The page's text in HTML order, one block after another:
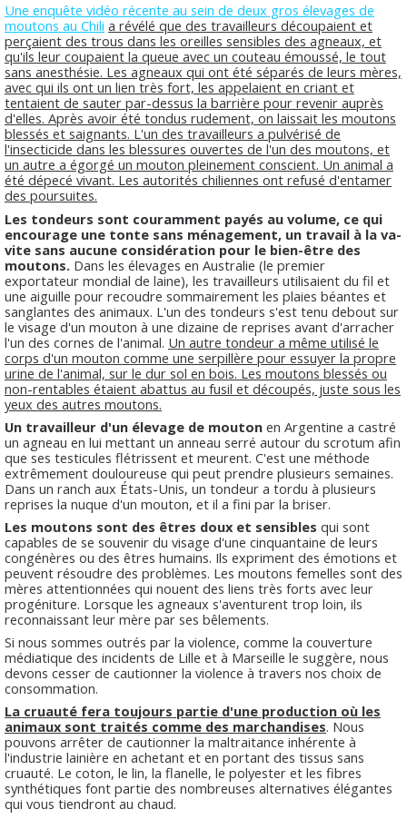
Une enquête vidéo récente au sein de deux gros élevages de
moutons au Chili a révélé que des travailleurs découpaient et
perçaient des trous dans les oreilles sensibles des agneaux, et
qu'ils leur coupaient la queue avec un couteau émoussé, le tout
sans anesthésie. Les agneaux qui ont été séparés de leurs mères,
avec qui ils ont un lien très fort, les appelaient en criant et
tentaient de sauter par-dessus la barrière pour revenir auprès
d'elles. Après avoir été tondus rudement, on laissait les moutons
blessés et saignants. L'un des travailleurs a pulvérisé de
l'insecticide dans les blessures ouvertes de l'un des moutons, et
un autre a égorgé un mouton pleinement conscient. Un animal a
été dépecé vivant. Les autorités chiliennes ont refusé d'entamer
des poursuites.
Les tondeurs sont couramment payés au volume, ce qui
encourage une tonte sans ménagement, un travail à la va-
vite sans aucune considération pour le bien-être des
moutons. Dans les élevages en Australie (le premier
exportateur mondial de laine), les travailleurs utilisaient du fil et
une aiguille pour recoudre sommairement les plaies béantes et
sanglantes des animaux. L'un des tondeurs s'est tenu debout sur
le visage d'un mouton à une dizaine de reprises avant d'arracher
l'un des cornes de l'animal. Un autre tondeur a même utilisé le
corps d'un mouton comme une serpillère pour essuyer la propre
urine de l'animal, sur le dur sol en bois. Les moutons blessés ou
non-rentables étaient abattus au fusil et découpés, juste sous les
yeux des autres moutons.
Un travailleur d'un élevage de mouton en Argentine a castré
un agneau en lui mettant un anneau serré autour du scrotum afin
que ses testicules flétrissent et meurent. C'est une méthode
extrêmement douloureuse qui peut prendre plusieurs semaines.
Dans un ranch aux États-Unis, un tondeur a tordu à plusieurs
reprises la nuque d'un mouton, et il a fini par la briser.
Les moutons sont des êtres doux et sensibles qui sont
capables de se souvenir du visage d'une cinquantaine de leurs
congénères ou des êtres humains. Ils expriment des émotions et
peuvent résoudre des problèmes. Les moutons femelles sont des
mères attentionnées qui nouent des liens très forts avec leur
progéniture. Lorsque les agneaux s'aventurent trop loin, ils
reconnaissant leur mère par ses bêlements.
Si nous sommes outrés par la violence, comme la couverture
médiatique des incidents de Lille et à Marseille le suggère, nous
devons cesser de cautionner la violence à travers nos choix de
consommation.
La cruauté fera toujours partie d'une production où les
animaux sont traités comme des marchandises. Nous
pouvons arrêter de cautionner la maltraitance inhérente à
l'industrie lainière en achetant et en portant des tissus sans
cruauté. Le coton, le lin, la flanelle, le polyester et les fibres
synthétiques font partie des nombreuses alternatives élégantes
qui vous tiendront au chaud.